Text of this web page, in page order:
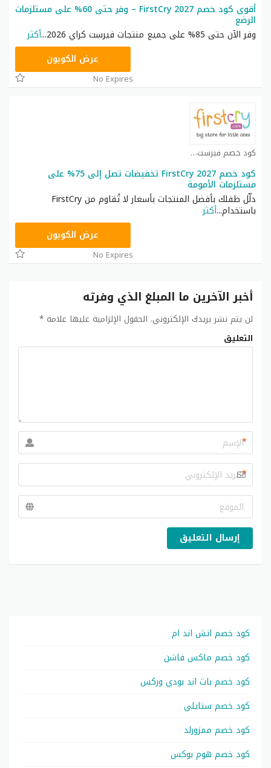
أقوى كود خصم FirstCry 2027 – وفر حتى 60% على مستلزمات
الرضع
وفر الآن حتى 85% على جميع منتجات فيرست كراي 2026
...أكثر
عرض الكوبون
No Expires
كود خصم فيرست كراي كوبون
كود خصم FirstCry 2027 تخفيضات تصل إلى 75% على
مستلزمات الأمومة
دلّل طفلك بأفضل المنتجات بأسعار لا تُقاوم من FirstCry
باستخدام...أكثر
عرض الكوبون
No Expires
أخبر الآخرين ما المبلغ الذي وفرته
لن يتم نشر بريدك الإلكتروني. الحقول الإلزامية عليها علامة *
التعليق
*
*
إرسال التعليق
كود خصم اتش اند ام
كود خصم ماكس فاشن
كود خصم باث اند بودي وركس
كود خصم ستايلي
كود خصم ممزورلد
كود خصم هوم بوكس